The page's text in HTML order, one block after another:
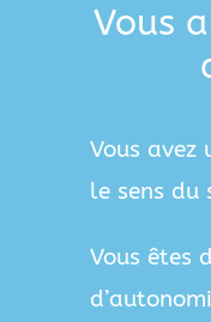
Vous
Vous avez
le sens du
Vous êtes